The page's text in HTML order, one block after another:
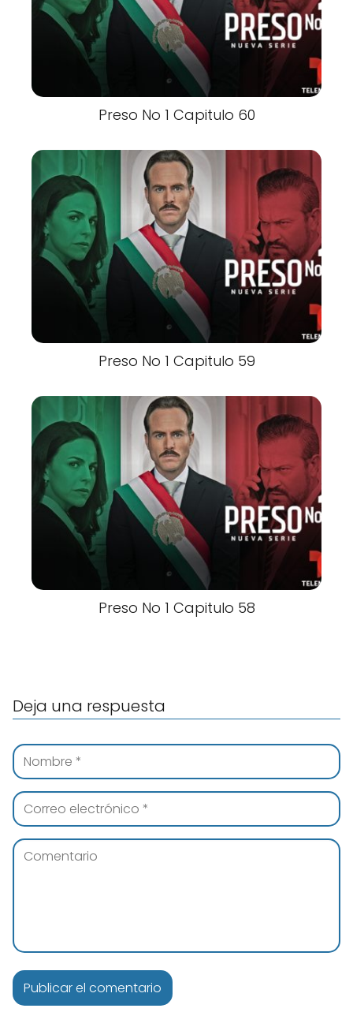
Preso No 1 Capitulo 60
Preso No 1 Capitulo 59
Preso No 1 Capitulo 58
Deja una respuesta